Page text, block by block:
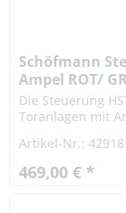
Schöfmann
Ampel ROT/
Die Steuerung
Toranlagen mit
und...
Artikel-Nr.: 42918
469,00 € *